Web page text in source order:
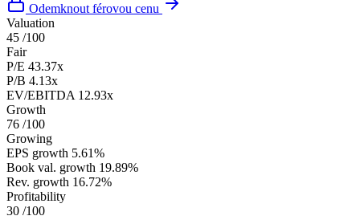
Odemknout férovou cenu
Valuation
45 /100
Fair
P/E 43.37x
P/B 4.13x
EV/EBITDA 12.93x
Growth
76 /100
Growing
EPS growth 5.61%
Book val. growth 19.89%
Rev. growth 16.72%
Profitability
30 /100